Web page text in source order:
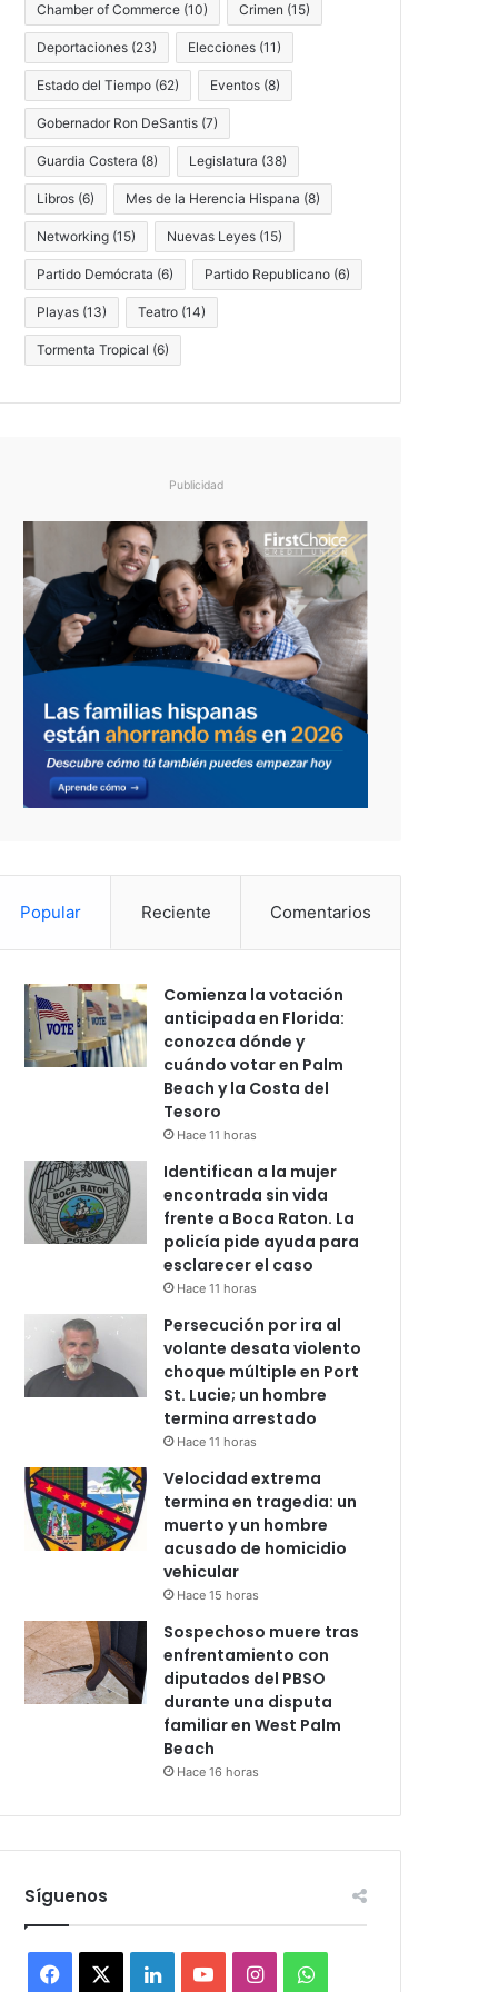
Chamber of Commerce (10) Crimen (15)
Deportaciones (23) Elecciones (11)
Estado del Tiempo (62) Eventos (8)
Gobernador Ron DeSantis (7)
Guardia Costera (8) Legislatura (38)
Libros (6) Mes de la Herencia Hispana (8)
Networking (15) Nuevas Leyes (15)
Partido Demócrata (6) Partido Republicano (6)
Playas (13) Teatro (14)
Tormenta Tropical (6)
Publicidad
Popular Reciente Comentarios
Comienza la votación
anticipada en Florida:
conozca dónde y
cuándo votar en Palm
Beach y la Costa del
Tesoro
Hace 11 horas
Identifican a la mujer
encontrada sin vida
frente a Boca Raton. La
policía pide ayuda para
esclarecer el caso
Hace 11 horas
Persecución por ira al
volante desata violento
choque múltiple en Port
St. Lucie; un hombre
termina arrestado
Hace 11 horas
Velocidad extrema
termina en tragedia: un
muerto y un hombre
acusado de homicidio
vehicular
Hace 15 horas
Sospechoso muere tras
enfrentamiento con
diputados del PBSO
durante una disputa
familiar en West Palm
Beach
Hace 16 horas
Síguenos
L
I
W